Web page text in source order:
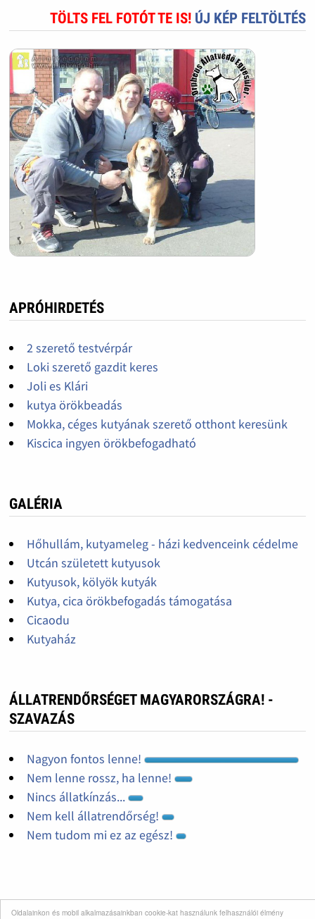
Oldalainkon és mobil alkalmazásainkban cookie-kat használunk felhasználói élmény
TÖLTS FEL FOTÓT TE IS! ÚJ KÉP FELTÖLTÉS
APRÓHIRDETÉS
2 szerető testvérpár
Loki szerető gazdit keres
Joli es Klári
kutya örökbeadás
Mokka, céges kutyának szerető otthont keresünk
Kiscica ingyen örökbefogadható
GALÉRIA
Hőhullám, kutyameleg - házi kedvenceink cédelme
Utcán született kutyusok
Kutyusok, kölyök kutyák
Kutya, cica örökbefogadás támogatása
Cicaodu
Kutyaház
ÁLLATRENDŐRSÉGET MAGYARORSZÁGRA! -
SZAVAZÁS
Nagyon fontos lenne!
Nem lenne rossz, ha lenne!
Nincs állatkínzás...
Nem kell állatrendőrség!
Nem tudom mi ez az egész!